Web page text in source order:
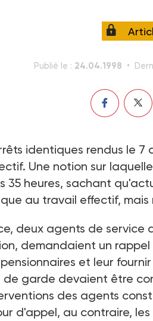
Publié le : 24.04.1998
identiques rendus le
Une notion sur
35 heures, sachant
au travail effectif,
deux agents de
demandaient un
et leur
de garde devaient être
des agents
d'appel, au contraire,